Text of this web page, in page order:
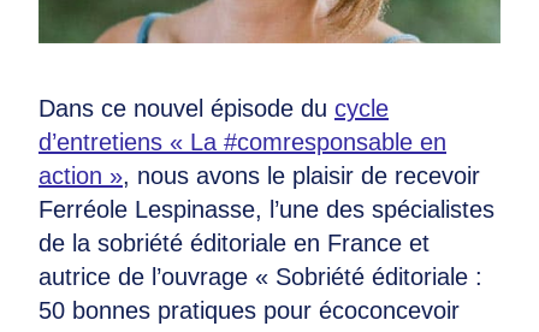
Dans ce nouvel épisode du cycle
d’entretiens « La #comresponsable en
action », nous avons le plaisir de recevoir
Ferréole Lespinasse, l’une des spécialistes
de la sobriété éditoriale en France et
autrice de l’ouvrage « Sobriété éditoriale :
50 bonnes pratiques pour écoconcevoir